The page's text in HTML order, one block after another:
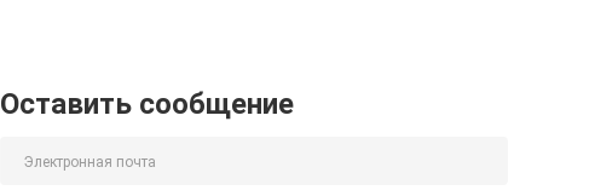
Оставить сообщение